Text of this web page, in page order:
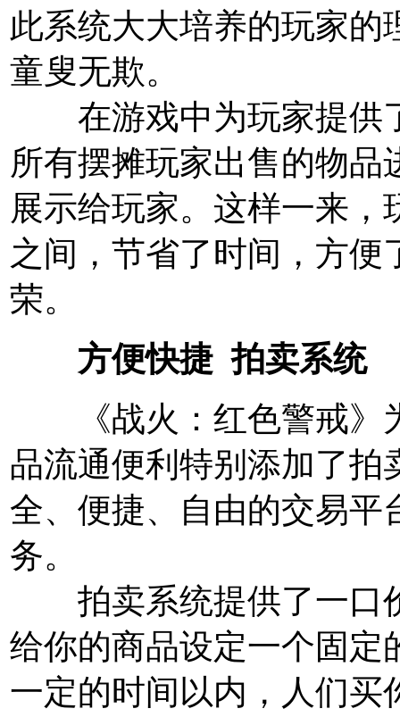
此系统大大培养的玩家
童叟无欺。
在游戏中为玩家提供
所有摆摊玩家出售的物
展示给玩家。这样一来
之间，节省了时间，方
荣。
方便快捷 拍卖系统
《战火：红色警戒》
品流通便利特别添加了拍
全、便捷、自由的交易平
务。
拍卖系统提供了一口
给你的商品设定一个固定
一定的时间以内，人们买